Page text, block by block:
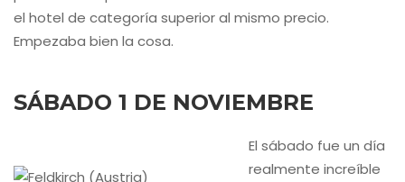
el hotel de categoría superior al mismo precio.
Empezaba bien la cosa.
SÁBADO 1 DE NOVIEMBRE
El sábado fue un día
realmente increíble